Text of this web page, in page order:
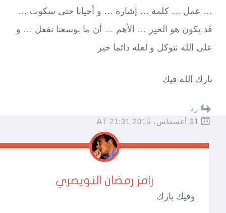
… عمل … كلمة … إشارة … و أحيانا حتى سكوت …
قد يكون هو الخير … الأهم … أن ما بوسعنا نفعل … و
على الله نتوكل و لعله دائما خير
بارك الله فيك
رد
31 أغسطس، 2015 AT 21:31
رامز رمضان النويصري
وفيك بارك